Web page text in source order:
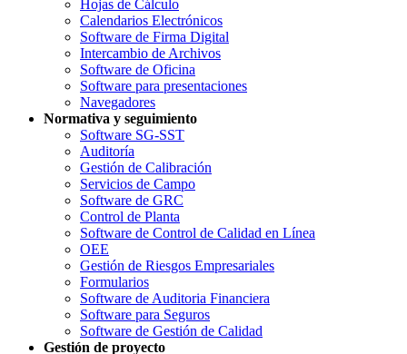
Hojas de Cálculo
Calendarios Electrónicos
Software de Firma Digital
Intercambio de Archivos
Software de Oficina
Software para presentaciones
Navegadores
Normativa y seguimiento
Software SG-SST
Auditoría
Gestión de Calibración
Servicios de Campo
Software de GRC
Control de Planta
Software de Control de Calidad en Línea
OEE
Gestión de Riesgos Empresariales
Formularios
Software de Auditoria Financiera
Software para Seguros
Software de Gestión de Calidad
Gestión de proyecto